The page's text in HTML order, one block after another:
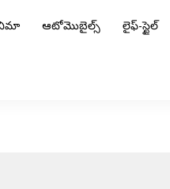
ఆటోమొబైల్స్ లైఫ్-స్టైల్